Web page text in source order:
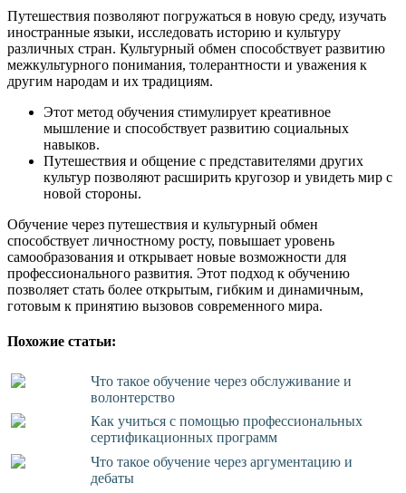
Путешествия позволяют погружаться в новую среду, изучать
иностранные языки, исследовать историю и культуру
различных стран. Культурный обмен способствует развитию
межкультурного понимания, толерантности и уважения к
другим народам и их традициям.
Этот метод обучения стимулирует креативное
мышление и способствует развитию социальных
навыков.
Путешествия и общение с представителями других
культур позволяют расширить кругозор и увидеть мир с
новой стороны.
Обучение через путешествия и культурный обмен
способствует личностному росту, повышает уровень
самообразования и открывает новые возможности для
профессионального развития. Этот подход к обучению
позволяет стать более открытым, гибким и динамичным,
готовым к принятию вызовов современного мира.
Похожие статьи:
Что такое обучение через обслуживание и
волонтерство
Как учиться с помощью профессиональных
сертификационных программ
Что такое обучение через аргументацию и
дебаты